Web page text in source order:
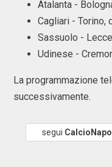
Atalanta -
Cagliari - Torino,
Sassuolo -
Udinese -
La programmazione
successivamente.
segui